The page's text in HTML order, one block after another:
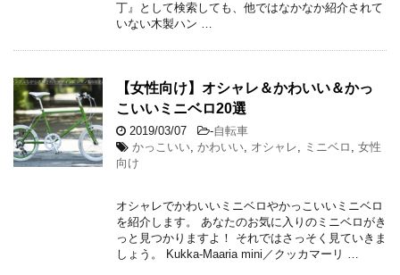
丁』として検索しても、他ではなかなか紹介されて
いない木製ハン …
【女性向け】オシャレ＆かわいい＆かっ
こいいミニベロ20選
2019/03/07 -自転車
かっこいい, かわいい, オシャレ, ミニベロ , 女性
向け
オシャレでかわいいミニベロやかっこいいミニベロ
を紹介します。 あなたのお気に入りのミニベロがき
っと見つかりますよ！ それではさっそく見ていきま
しょう。 Kukka-Maaria mini／クッカマーリ …